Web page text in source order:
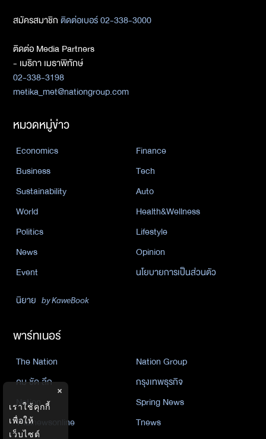
สมัครสมาชิกติดต่อเบอร์ 02-338-3000
ติดต่อ Media Partners
- เมธิกา เมธาพิทักษ์
02-338-3198
metika_met@nationgroup.com
หมวดหมู่ข่าว
Economics
Finance
Business
Tech
Sustainability
Auto
World
Health&Wellness
Politics
Lifestyle
News
Opinion
Event
นโยบายการเป็นส่วนตัว
นิยาย by KaweBook
พาร์ทเนอร์
The Nation
Nation Group
คม ชัด ลึก
กรุงเทพธุรกิจ
Nation
Spring News
Thainewsonline
Tnews
×
เราใช้คุกกี้
เพื่อให้
เว็บไซต์